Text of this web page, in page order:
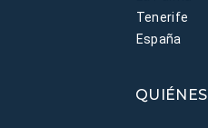
Tenerife
España